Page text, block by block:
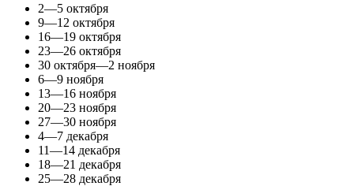
2—5 октября
9—12 октября
16—19 октября
23—26 октября
30 октября—2 ноября
6—9 ноября
13—16 ноября
20—23 ноября
27—30 ноября
4—7 декабря
11—14 декабря
18—21 декабря
25—28 декабря